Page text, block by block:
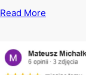
Read More